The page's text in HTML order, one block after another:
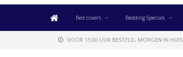
Bed covers Bedding Specials
VOOR 15:00 UUR BESTELD, MORGEN IN HUIS